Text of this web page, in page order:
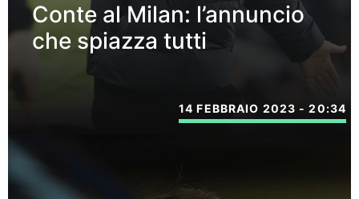
Conte al Milan: l’annuncio
che spiazza tutti
14 FEBBRAIO 2023 - 20:34